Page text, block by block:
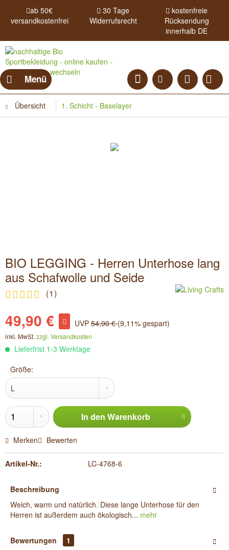
ab 50€
versandkostenfrei
30 Tage
Widerrufsrecht
kostenfreie
Rücksendung
innerhalb DE
Menü
Übersicht 1. Schicht - Baselayer
BIO LEGGING - Herren Unterhose lang
aus Schafwolle und Seide
(1)
49,90 € UVP 54,90 €(9,11% gespart)
inkl. MwSt. zzgl. Versandkosten
Lieferfrist 1-3 Werktage
Größe:
In den Warenkorb
Merken Bewerten
Artikel-Nr.: LC-4768-6
Beschreibung
Weich, warm und natürlich. Diese lange Unterhose für den
Herren ist außerdem auch ökologisch... mehr
Bewertungen
1